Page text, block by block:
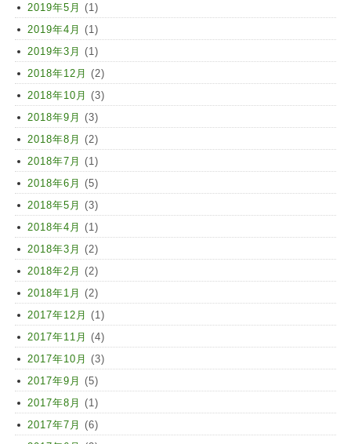
2019年5月 (1)
2019年4月 (1)
2019年3月 (1)
2018年12月 (2)
2018年10月 (3)
2018年9月 (3)
2018年8月 (2)
2018年7月 (1)
2018年6月 (5)
2018年5月 (3)
2018年4月 (1)
2018年3月 (2)
2018年2月 (2)
2018年1月 (2)
2017年12月 (1)
2017年11月 (4)
2017年10月 (3)
2017年9月 (5)
2017年8月 (1)
2017年7月 (6)